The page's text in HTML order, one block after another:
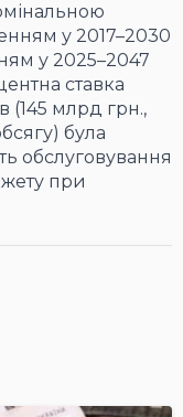
у 2017–2030
у 2025–2047
ставка
(145 млрд грн.,
була
обслуговування
при